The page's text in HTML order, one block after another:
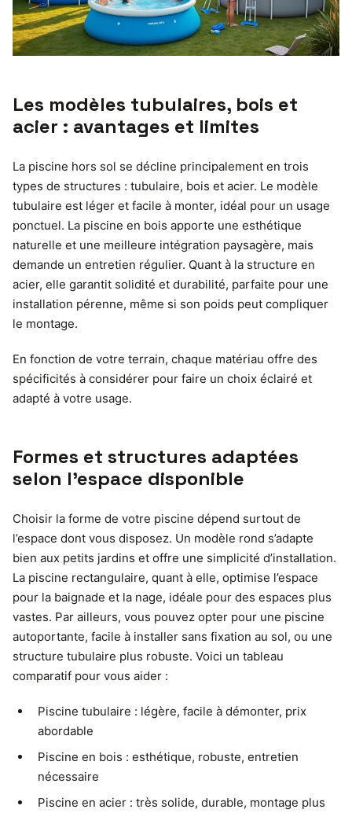
Les modèles tubulaires, bois et
acier : avantages et limites
La piscine hors sol se décline principalement en trois
types de structures : tubulaire, bois et acier. Le modèle
tubulaire est léger et facile à monter, idéal pour un usage
ponctuel. La piscine en bois apporte une esthétique
naturelle et une meilleure intégration paysagère, mais
demande un entretien régulier. Quant à la structure en
acier, elle garantit solidité et durabilité, parfaite pour une
installation pérenne, même si son poids peut compliquer
le montage.
En fonction de votre terrain, chaque matériau offre des
spécificités à considérer pour faire un choix éclairé et
adapté à votre usage.
Formes et structures adaptées
selon l’espace disponible
Choisir la forme de votre piscine dépend surtout de
l’espace dont vous disposez. Un modèle rond s’adapte
bien aux petits jardins et offre une simplicité d’installation.
La piscine rectangulaire, quant à elle, optimise l’espace
pour la baignade et la nage, idéale pour des espaces plus
vastes. Par ailleurs, vous pouvez opter pour une piscine
autoportante, facile à installer sans fixation au sol, ou une
structure tubulaire plus robuste. Voici un tableau
comparatif pour vous aider :
Piscine tubulaire : légère, facile à démonter, prix
abordable
Piscine en bois : esthétique, robuste, entretien
nécessaire
Piscine en acier : très solide, durable, montage plus